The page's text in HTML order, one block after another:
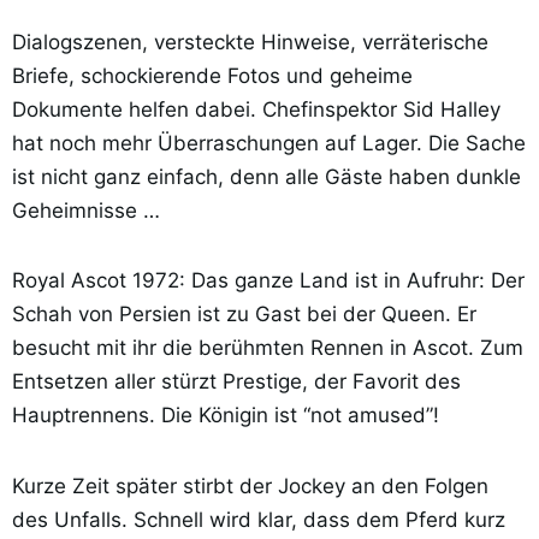
Dialogszenen, versteckte Hinweise, verräterische
Briefe, schockierende Fotos und geheime
Dokumente helfen dabei. Chefinspektor Sid Halley
hat noch mehr Überraschungen auf Lager. Die Sache
ist nicht ganz einfach, denn alle Gäste haben dunkle
Geheimnisse …
Royal Ascot 1972: Das ganze Land ist in Aufruhr: Der
Schah von Persien ist zu Gast bei der Queen. Er
besucht mit ihr die berühmten Rennen in Ascot. Zum
Entsetzen aller stürzt Prestige, der Favorit des
Hauptrennens. Die Königin ist “not amused”!
Kurze Zeit später stirbt der Jockey an den Folgen
des Unfalls. Schnell wird klar, dass dem Pferd kurz